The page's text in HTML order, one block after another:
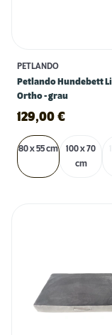
PETLANDO
Petlando Hundebett
Ortho - grau
129,00 €
80 x 55 cm
100 x 70
cm